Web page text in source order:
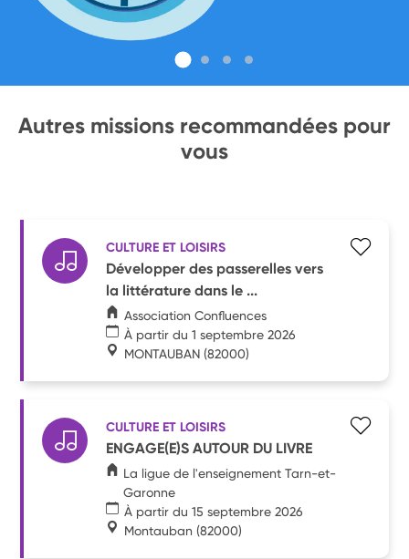
Autres missions recommandées pour
vous
CULTURE ET LOISIRS
Développer des passerelles vers
la littérature dans le ...
Association Confluences
À partir du 1 septembre 2026
MONTAUBAN (82000)
CULTURE ET LOISIRS
ENGAGE(E)S AUTOUR DU LIVRE
La ligue de l'enseignement Tarn-et-
Garonne
À partir du 15 septembre 2026
Montauban (82000)